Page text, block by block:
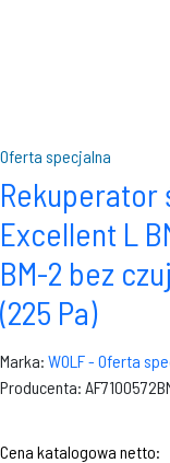
Oferta specjalna
Rekuperator
Excellent L
BM-2 bez
(225 Pa)
Marka: WOLF - Oferta
Producenta:
Cena katalogowa netto: